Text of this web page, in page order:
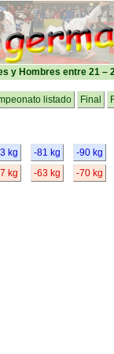
y Hombres entre 21 –
listado Final
kg -81 kg
-90 kg
kg -63 kg -70 kg